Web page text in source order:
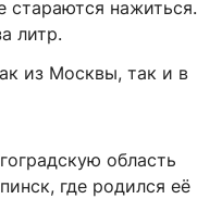
стараются нажиться.
литр.
из Москвы, так и в
область
где родился её